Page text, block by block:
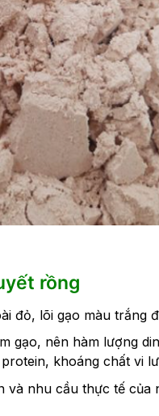
rồng
đỏ, lõi gạo màu trắng
gạo, nên hàm lượng
khoáng chất vi
và nhu cầu thực tế của